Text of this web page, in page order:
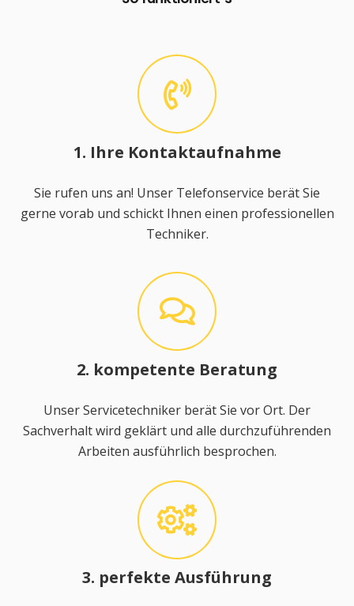
1. Ihre Kontaktaufnahme
Sie rufen uns an! Unser Telefonservice berät Sie
gerne vorab und schickt Ihnen einen professionellen
Techniker.
2. kompetente Beratung
Unser Servicetechniker berät Sie vor Ort. Der
Sachverhalt wird geklärt und alle durchzuführenden
Arbeiten ausführlich besprochen.
3. perfekte Ausführung